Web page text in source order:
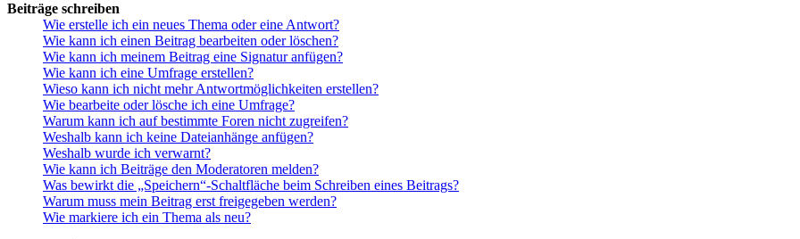
Beiträge schreiben
Wie erstelle ich ein neues Thema oder eine Antwort?
Wie kann ich einen Beitrag bearbeiten oder löschen?
Wie kann ich meinem Beitrag eine Signatur anfügen?
Wie kann ich eine Umfrage erstellen?
Wieso kann ich nicht mehr Antwortmöglichkeiten erstellen?
Wie bearbeite oder lösche ich eine Umfrage?
Warum kann ich auf bestimmte Foren nicht zugreifen?
Weshalb kann ich keine Dateianhänge anfügen?
Weshalb wurde ich verwarnt?
Wie kann ich Beiträge den Moderatoren melden?
Was bewirkt die „Speichern“-Schaltfläche beim Schreiben eines Beitrags?
Warum muss mein Beitrag erst freigegeben werden?
Wie markiere ich ein Thema als neu?